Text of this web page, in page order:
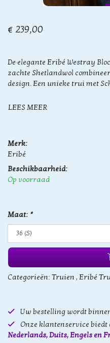
€ 239,00
De elegante Eribé Westray
zachte Shetlandwol
design. Een unieke trui met
LEES MEER
Merk:
Eribé
Beschikbaarheid:
Op voorraad
Maat: *
Categorieën: Truien , Eribé
Uw bestelling wordt
Onze klantenservice
Nederlands, Duits, Engels en